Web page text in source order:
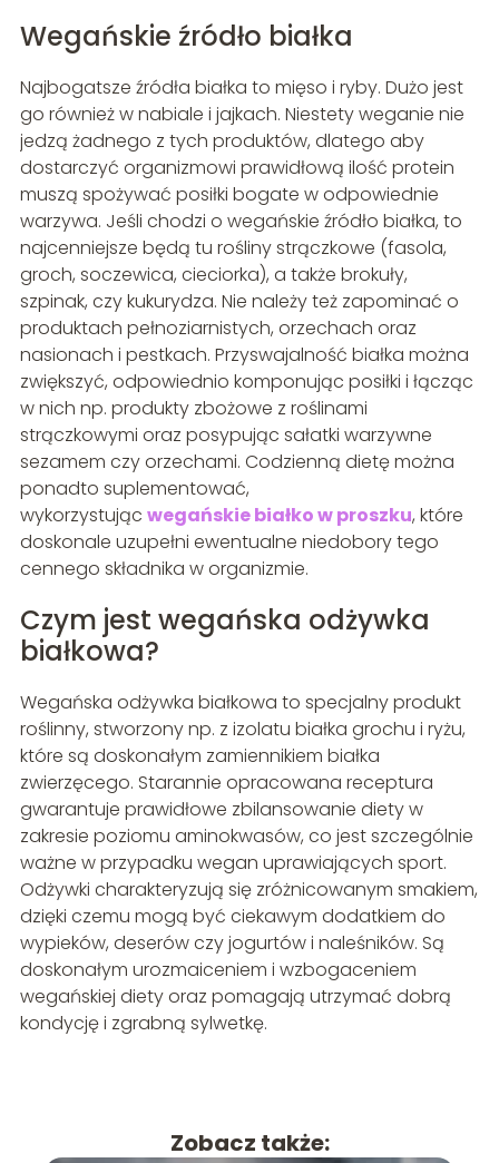
Wegańskie źródło białka
Najbogatsze źródła białka to mięso i ryby. Dużo jest
go również w nabiale i jajkach. Niestety weganie nie
jedzą żadnego z tych produktów, dlatego aby
dostarczyć organizmowi prawidłową ilość protein
muszą spożywać posiłki bogate w odpowiednie
warzywa. Jeśli chodzi o wegańskie źródło białka, to
najcenniejsze będą tu rośliny strączkowe (fasola,
groch, soczewica, cieciorka), a także brokuły,
szpinak, czy kukurydza. Nie należy też zapominać o
produktach pełnoziarnistych, orzechach oraz
nasionach i pestkach. Przyswajalność białka można
zwiększyć, odpowiednio komponując posiłki i łącząc
w nich np. produkty zbożowe z roślinami
strączkowymi oraz posypując sałatki warzywne
sezamem czy orzechami. Codzienną dietę można
ponadto suplementować,
wykorzystując wegańskie białko w proszku, które
doskonale uzupełni ewentualne niedobory tego
cennego składnika w organizmie.
Czym jest wegańska odżywka
białkowa?
Wegańska odżywka białkowa to specjalny produkt
roślinny, stworzony np. z izolatu białka grochu i ryżu,
które są doskonałym zamiennikiem białka
zwierzęcego. Starannie opracowana receptura
gwarantuje prawidłowe zbilansowanie diety w
zakresie poziomu aminokwasów, co jest szczególnie
ważne w przypadku wegan uprawiających sport.
Odżywki charakteryzują się zróżnicowanym smakiem,
dzięki czemu mogą być ciekawym dodatkiem do
wypieków, deserów czy jogurtów i naleśników. Są
doskonałym urozmaiceniem i wzbogaceniem
wegańskiej diety oraz pomagają utrzymać dobrą
kondycję i zgrabną sylwetkę.
Zobacz także: